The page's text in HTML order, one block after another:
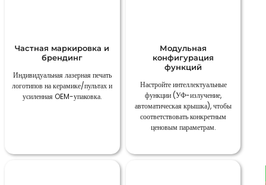
Частная маркировка и
брендинг
Индивидуальная лазерная печать
логотипов на керамике/пультах и
усиленная OEM-упаковка.
Модульная
конфигурация
функций
Настройте интеллектуальные
функции (УФ-излучение,
автоматическая крышка), чтобы
соответствовать конкретным
ценовым параметрам.